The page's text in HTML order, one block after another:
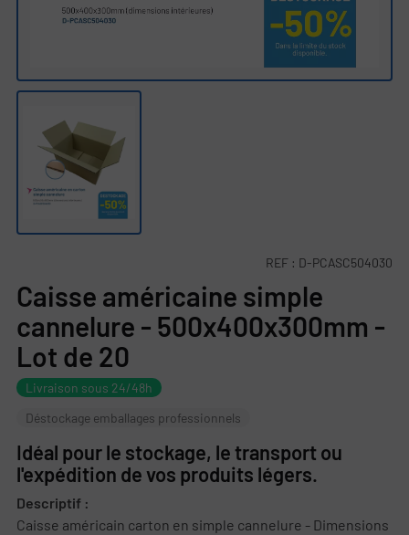
REF : D-PCASC504030
Caisse américaine simple
cannelure - 500x400x300mm -
Lot de 20
Livraison sous 24/48h
Déstockage emballages professionnels
Idéal pour le stockage, le transport ou
l'expédition de vos produits légers.
Descriptif :
Caisse américain carton en simple cannelure - Dimensions